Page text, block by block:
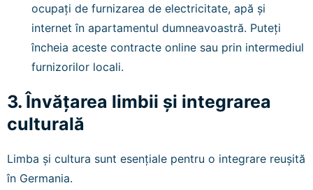
ocupați de furnizarea de electricitate, apă și
internet în apartamentul dumneavoastră. Puteți
încheia aceste contracte online sau prin intermediul
furnizorilor locali.
3. Învățarea limbii și integrarea
culturală
Limba și cultura sunt esențiale pentru o integrare reușită
în Germania.